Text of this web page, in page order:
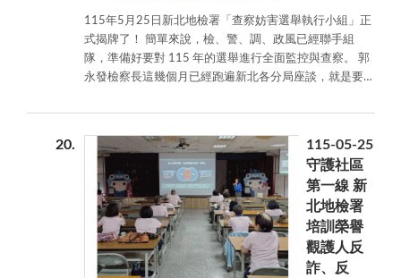
115年5月25日新北地檢署「查察妨害選舉執行小組」正
式揭牌了！ 簡單來說，檢、警、調、政風已經聯手組
隊，準備好要對 115 年的選舉進行全面監控與查察。 郭
永發檢察長這幾個月已經跑遍新北各分局座談，就是要
境外勢力 給各位候選人的小提醒： 請用正當方式競爭！
切勿利用節日送禮、辦旅遊或請餐會，這些「疑似賄
選」的行為都會被我們盯上喔 🧐 大家如果看到任何妨害
選舉的小動作，別猶豫： ☎️ 撥打 0800-024-099 再按 4
身分保密，還有檢舉獎金！ 11 月 28 日，讓我們乾乾淨
淨地投下那一票 🗳️
20
115-05-25
守護社區
第一線 新
北地檢署
培訓榮譽
觀護人反
詐、反